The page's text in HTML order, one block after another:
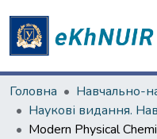
Головна